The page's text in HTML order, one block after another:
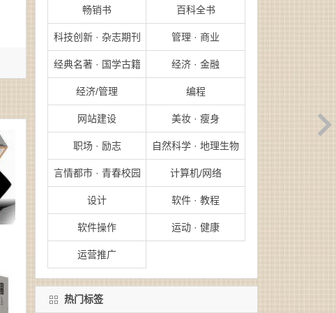
畅销书 百科全书
科技创新 · 杂志期刊 管理 · 商业
经典名著 · 国学古籍 经济 · 金融
经济/管理 编程
网站建设 美妆 · 瘦身
职场 · 励志 自然科学 · 地理生物
言情都市 · 青春校园 计算机/网络
设计 软件 · 教程
软件操作 运动 · 健康
运营推广
热门标签